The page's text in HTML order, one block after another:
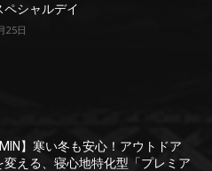
ペシャルデイ
25日
】寒い冬も安心！アウトドア
変える、寝心地特化型「プレミア